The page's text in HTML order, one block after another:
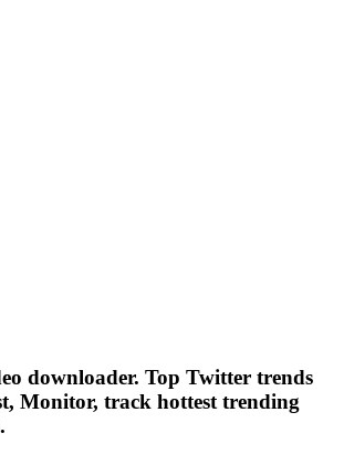
downloader. Top Twitter trends
Monitor, track hottest trending